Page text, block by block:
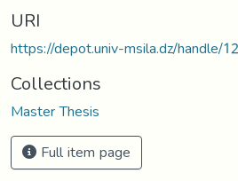
URI
https://depot.univ-msila.dz/handle/
Collections
Master Thesis
Full item page